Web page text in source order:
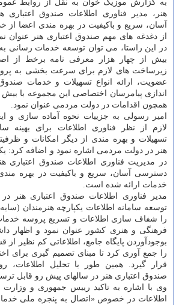
به گزارش موزیک خوان به نقل از روابط
هنر، مدیر فناوری اطلاعات صندوق اعتباری
آسان، سریع و باکیفیت در بهره مندی اعضا از
از دغدغه های مهم صندوق اعتباری هنر عنوان
در این راستا، می توان توسعه خدمات رسانی
بیش از چهار هزار معرفی نامه برخط از
زیرساخت های لازم برای سرعت بخشی به
عضویت، ارائه انواع تسهیلات و خدمات
همچون اقدامات در دولت مردمی عنوان نمود.
امیر رسولی به جزییات نحوه آماده سازی و
لازم از نظر فناوری اطلاعات برای بهینه
تسهیلات و بهره مندی از دیگر امکانات و
هنر در دولت مردمی اشاره نمود و اضافه کرد:
در مدیریت فناوری اطلاعات صندوق اعتباری
دسترسی آسان، سریع و باکیفیت در بهره
خدمات ارائه شده است.
مدیر فناوری اطلاعات صندوق اعتباری هنر در
توسعه سامانه اطلاعات یکپارچه هنرمندان
را شفاف سازی اطلاعات و تسریع پروسه
فرهنگی و هنری کشور عنوان نمود و اظهار
بوجودآوردن پایگاه جامع، اطلاعاتی کم نظیر از
را جمع آوری کرد تا مبنای تصمیم گیری برای
قرار گیرد. همین طور با تحلیل اطلاعات،
صندوق اعتباری هنر در سالهای پیش رو قابل
وی با اشاره به تاکید رییس جمهوری و وزارت
اطلاعات در خصوص «اتصال به پنجره ملی